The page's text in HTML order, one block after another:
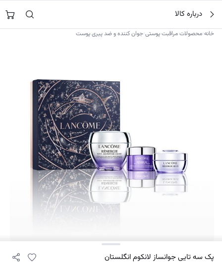
محتوا
جستجو در
درباره کالا
خانه›محصولات مراقبت پوستی›جوان کننده و ضد پیری پوست
پک سه تایی جوانساز لانکوم انگلستان